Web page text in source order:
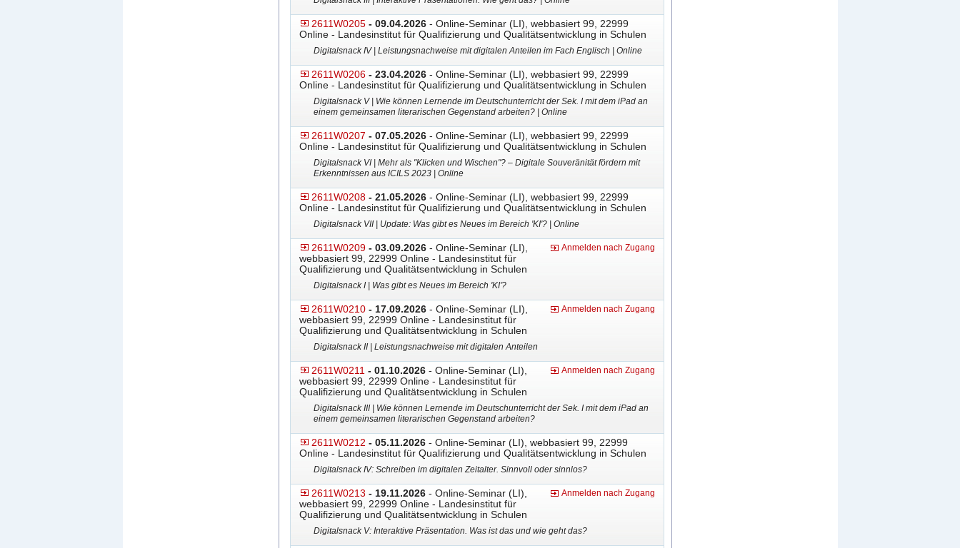
2611W0205 - 09.04.2026- Online-Seminar (LI), webbasiert 99, 22999
Online - Landesinstitut für Qualifizierung und Qualitätsentwicklung in Schulen
Digitalsnack IV | Leistungsnachweise mit digitalen Anteilen im Fach Englisch | Online
2611W0206 - 23.04.2026- Online-Seminar (LI), webbasiert 99, 22999
Online - Landesinstitut für Qualifizierung und Qualitätsentwicklung in Schulen
Digitalsnack V | Wie können Lernende im Deutschunterricht der Sek. I mit dem iPad an
einem gemeinsamen literarischen Gegenstand arbeiten? | Online
2611W0207 - 07.05.2026- Online-Seminar (LI), webbasiert 99, 22999
Online - Landesinstitut für Qualifizierung und Qualitätsentwicklung in Schulen
Digitalsnack VI | Mehr als "Klicken und Wischen"? – Digitale Souveränität fördern mit
Erkenntnissen aus ICILS 2023 | Online
2611W0208 - 21.05.2026- Online-Seminar (LI), webbasiert 99, 22999
Online - Landesinstitut für Qualifizierung und Qualitätsentwicklung in Schulen
Digitalsnack VII | Update: Was gibt es Neues im Bereich 'KI'? | Online
2611W0209 - 03.09.2026- Online-Seminar (LI),
webbasiert 99, 22999 Online - Landesinstitut für
Qualifizierung und Qualitätsentwicklung in Schulen
Anmelden nach Zugang
Digitalsnack I | Was gibt es Neues im Bereich 'KI'?
2611W0210 - 17.09.2026- Online-Seminar (LI),
webbasiert 99, 22999 Online - Landesinstitut für
Qualifizierung und Qualitätsentwicklung in Schulen
Anmelden nach Zugang
Digitalsnack II | Leistungsnachweise mit digitalen Anteilen
2611W0211 - 01.10.2026- Online-Seminar (LI),
webbasiert 99, 22999 Online - Landesinstitut für
Qualifizierung und Qualitätsentwicklung in Schulen
Anmelden nach Zugang
Digitalsnack III | Wie können Lernende im Deutschunterricht der Sek. I mit dem iPad an
einem gemeinsamen literarischen Gegenstand arbeiten?
2611W0212 - 05.11.2026- Online-Seminar (LI), webbasiert 99, 22999
Online - Landesinstitut für Qualifizierung und Qualitätsentwicklung in Schulen
Digitalsnack IV: Schreiben im digitalen Zeitalter. Sinnvoll oder sinnlos?
2611W0213 - 19.11.2026- Online-Seminar (LI),
webbasiert 99, 22999 Online - Landesinstitut für
Qualifizierung und Qualitätsentwicklung in Schulen
Anmelden nach Zugang
Digitalsnack V: Interaktive Präsentation. Was ist das und wie geht das?